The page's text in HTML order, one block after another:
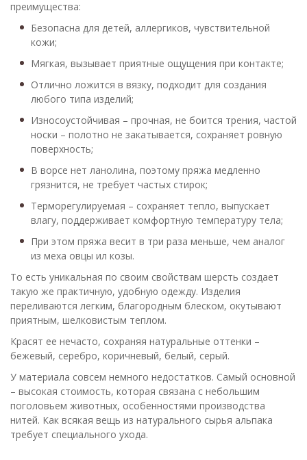
преимущества:
Безопасна для детей, аллергиков, чувствительной
кожи;
Мягкая, вызывает приятные ощущения при контакте;
Отлично ложится в вязку, подходит для создания
любого типа изделий;
Износоустойчивая – прочная, не боится трения, частой
носки – полотно не закатывается, сохраняет ровную
поверхность;
В ворсе нет ланолина, поэтому пряжа медленно
грязнится, не требует частых стирок;
Терморегулируемая – сохраняет тепло, выпускает
влагу, поддерживает комфортную температуру тела;
При этом пряжа весит в три раза меньше, чем аналог
из меха овцы ил козы.
То есть уникальная по своим свойствам шерсть создает
такую же практичную, удобную одежду. Изделия
переливаются легким, благородным блеском, окутывают
приятным, шелковистым теплом.
Красят ее нечасто, сохраняя натуральные оттенки –
бежевый, серебро, коричневый, белый, серый.
У материала совсем немного недостатков. Самый основной
– высокая стоимость, которая связана с небольшим
поголовьем животных, особенностями производства
нитей. Как всякая вещь из натурального сырья альпака
требует специального ухода.